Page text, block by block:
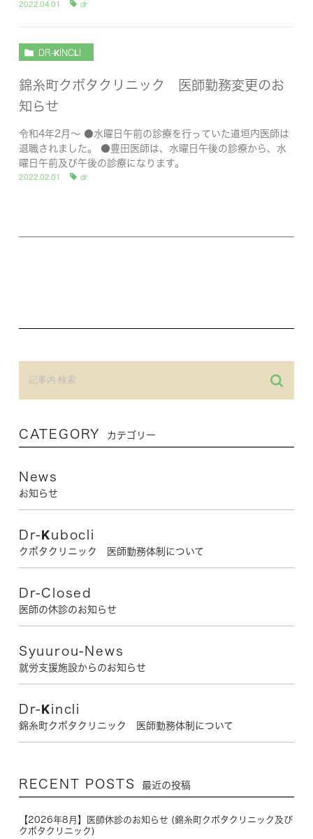
2022.04.01 dr
DR-KINCLI
錦糸町クボタクリニック 医師勤務変更のお
知らせ
令和4年2月～ ●水曜日午前の診療を行っていた道垣内医師は
退職されました。 ●豊田医師は、水曜日午後の診療から、水
曜日午前及び午後の診療になります。
2022.02.01 dr
CATEGORY カテゴリー
News
お知らせ
Dr-Kubocli
クボタクリニック 医師勤務体制について
Dr-Closed
医師の休診のお知らせ
Syuurou-News
就労支援施設からのお知らせ
Dr-Kincli
錦糸町クボタクリニック 医師勤務体制について
RECENT POSTS 最近の投稿
【2026年8月】医師休診のお知らせ (錦糸町クボタクリニック及び
クボタクリニック)